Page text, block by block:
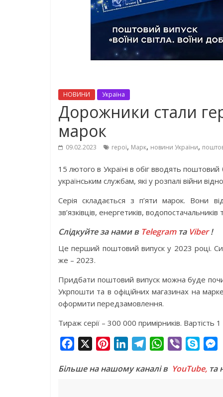
НОВИНИ Україна
Дорожники стали
марок
09.02.2023 герої, Марк, новини України,
15 лютого в Україні в обіг вводять
українським службам, які у розпалі війни
Серія складається з п’яти марок. Вони
зв’язківців, енергетиків,
Слідкуйте за нами в Telegramта Viber!
Це перший поштовий випуск у 2023 році.
же – 2023.
Придбати поштовий випуск можна буде
Укрпошти та в офіційних магазинах на
оформити передзамовлення.
Тираж серії – 300 000 примірників. Вартість
c
n
n
l
W
a
b
y
s
Більше на нашому каналі в YouTube, та